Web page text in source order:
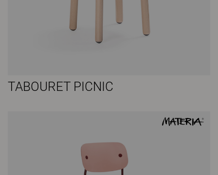
TABOURET PICNIC